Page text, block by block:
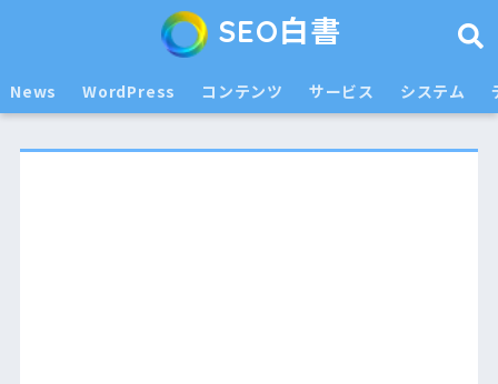
SEO白書
News WordPress コンテンツ サービス システム